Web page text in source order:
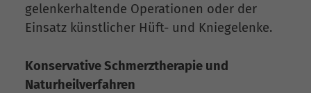
gelenkerhaltende Operationen oder der
Einsatz künstlicher Hüft- und Kniegelenke.
Konservative Schmerztherapie und
Naturheilverfahren